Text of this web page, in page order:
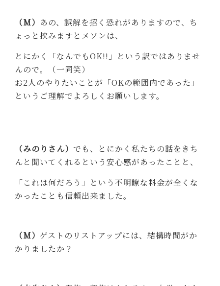
（M） あの、誤解を招く恐れがありますので、ち
ょっと挟みますとメソンは、
とにかく「なんでもOK!!」という訳ではありませ
んので。（一同笑）
お2人のやりたいことが「OKの範囲内であった」
というご理解でよろしくお願いします。
（みのりさん）でも、とにかく私たちの話をきち
んと聞いてくれるという安心感があったことと、
「これは何だろう」という不明瞭な料金が全くな
かったことも信頼出来ました。
（M） ゲストのリストアップには、結構時間がか
かりましたか？